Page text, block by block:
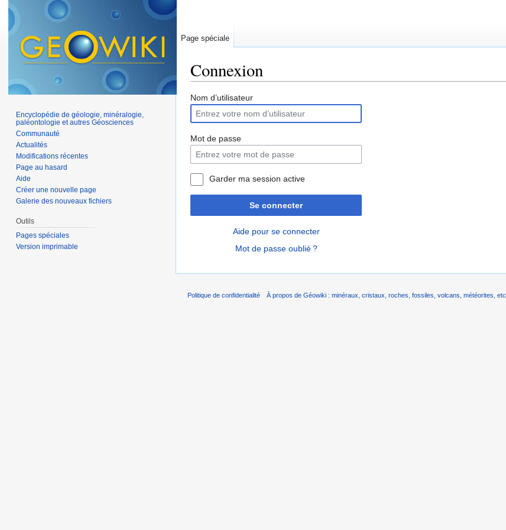
Connexion
Nom d’utilisateur
Mot de passe
Garder ma session active
Se connecter
Aide pour se connecter
Mot de passe oublié ?
Page spéciale
Encyclopédie de géologie, minéralogie,
paléontologie et autres Géosciences
Communauté
Actualités
Modifications récentes
Page au hasard
Aide
Créer une nouvelle page
Galerie des nouveaux fichiers
Outils
Pages spéciales
Version imprimable
Politique de confidentialité À propos de Géowiki : minéraux, cristaux, roches, fossiles, volcans, météorites, etc.